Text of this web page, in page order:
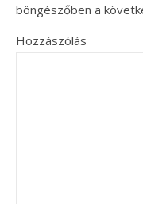
böngészőben a
Hozzászólás